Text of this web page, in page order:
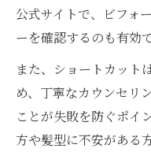
公式サイトで、ビフォ
ーを確認するのも有効で
また、ショートカット
め、丁寧なカウンセリ
ことが失敗を防ぐポイ
方や髪型に不安がある